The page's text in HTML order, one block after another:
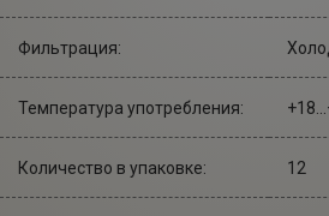
Фильтрация:
Температура употребления:
Количество в упаковке: 12